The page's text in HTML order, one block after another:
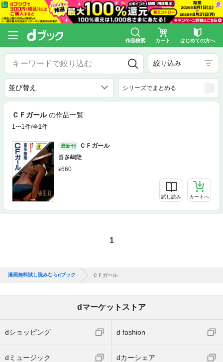
作品検索 カート はじめての方へ
絞り込み
シリーズでまとめる
ＣＦガール の作品一覧
1〜1件/全1件
最新刊
ＣＦガール
喜多嶋隆
660
試し読み カートへ
1
漫画無料試し読みならdブック ＣＦガール
dマーケットストア
dショッピング d fashion
dミュージック dカーシェア